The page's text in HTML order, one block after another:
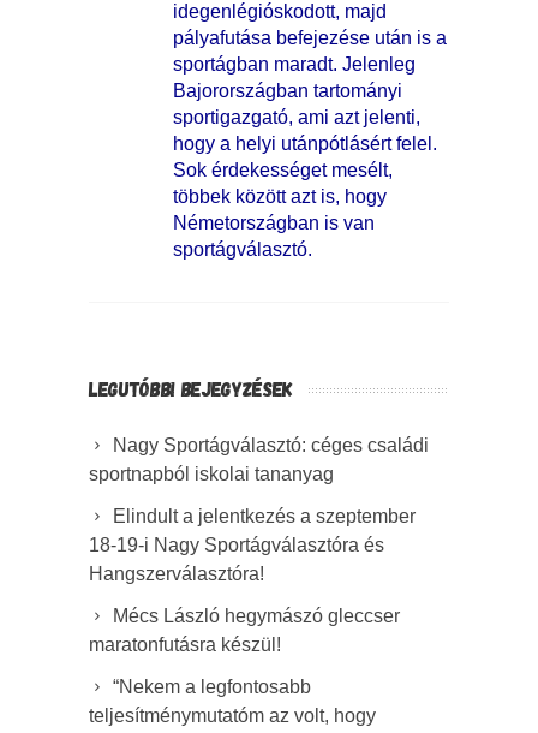
idegenlégióskodott, majd
pályafutása befejezése után is a
sportágban maradt. Jelenleg
Bajorországban tartományi
sportigazgató, ami azt jelenti,
hogy a helyi utánpótlásért felel.
Sok érdekességet mesélt,
többek között azt is, hogy
Németországban is van
sportágválasztó.
LEGUTÓBBI BEJEGYZÉSEK
Nagy Sportágválasztó: céges családi
sportnapból iskolai tananyag
Elindult a jelentkezés a szeptember
18-19-i Nagy Sportágválasztóra és
Hangszerválasztóra!
Mécs László hegymászó gleccser
maratonfutásra készül!
“Nekem a legfontosabb
teljesítménymutatóm az volt, hogy